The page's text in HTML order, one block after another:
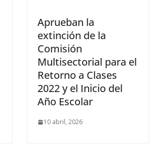
Aprueban la
extinción de la
Comisión
Multisectorial para el
Retorno a Clases
2022 y el Inicio del
Año Escolar
10 abril, 2026